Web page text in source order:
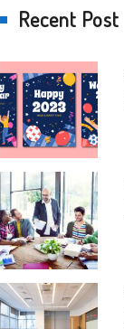
Recent Post